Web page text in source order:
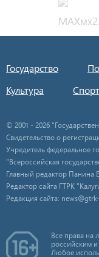
Государство
Культура
Спорт
© 2001 - 2026
Свидетельство о
Учредитель федеральное
"Всероссийская
Главный редактор Панина
Редактор сайта ГТРК
Редакция сайта:
Все права на
российским
Любое